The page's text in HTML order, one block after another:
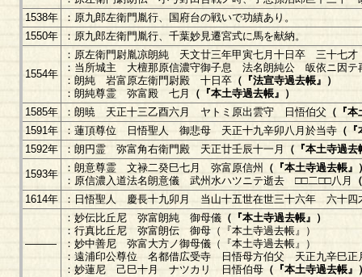
1538年
：原九郎左衛門胤行、国府台の戦いで功績あり。
1550年
：原九郎左衛門胤行、千葉妙見遷宮式に馬を献納。
1554年
：原左衛門尉胤凉朗純 天文廿三年甲寅七月十日卒 三十七才
：当所城主 大檀那原信濃守御子息 法名朗純公 皈依ニ因テ
：朗純 岩富原左衛門尉殿 十日卒 （『法宣寺過去帳』）
：朗純尊霊 弥富殿 七月
（『本土寺過去帳』）
1585年
：朗暁 天正十三乙酉六月 ヤトミ原出雲守 日悟伯父 （『
1591年
：蓮頂尊位 日悟聖人 御悲母 天正十九辛卯八月於当寺 （
1592年
：朗円霊 弥富角右衛門殿 天正廿壬辰十一月 （『本土寺過
1593年
：朗意尊霊 文禄二癸巳七月 弥富原信州
（『本土寺過去帳』
：原信濃入道法名朗意儀 武州水ハツニテ逝去 □□二□□八月
1614年
：日悟聖人 慶長十九卯月 当山十五世在世三十六年 六十
―――
：妙伝比丘尼 弥富朗純 御母儀 （『本土寺過去帳』）
：行真比丘尼 弥富朗伝 御母（『本土寺過去帳』）
：妙中善尼 弥富大方ノ御母儀（『本土寺過去帳』）
：遠浦印公尊位 名都借広受寺 日悟母方伯父 天正九辛巳正
：妙蓮尼 己巳十月 ナツカリ 日悟伯母 （『本土寺過去帳』